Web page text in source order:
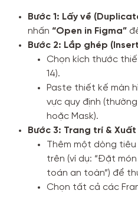
Bước 1: Lấy về
nhấn “Open in Figma”
Bước 2: Lắp ghép
Chọn kích thước
14).
Paste thiết kế màn
vực quy định
hoặc Mask).
Bước 3: Trang trí &
Thêm một dòng
trên (ví dụ: “Đặt
toán an toàn”) để
Chọn tất cả các